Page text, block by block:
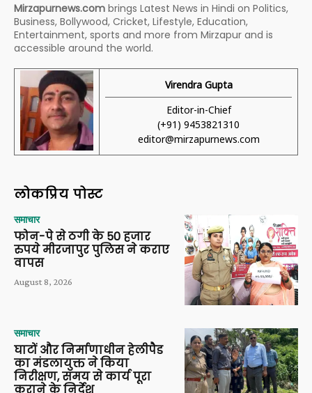
Mirzapurnews.com brings Latest News in Hindi on Politics,
Business, Bollywood, Cricket, Lifestyle, Education,
Entertainment, sports and more from Mirzapur and is
accessible around the world.
Virendra Gupta
Editor-in-Chief
(+91) 9453821310
editor@mirzapurnews.com
लोकप्रिय पोस्ट
समाचार
फोन-पे से ठगी के 50 हजार
रुपये मीरजापुर पुलिस ने कराए
वापस
August 8, 2026
समाचार
घाटों और निर्माणाधीन हेलीपैड
का मंडलायुक्त ने किया
निरीक्षण, समय से कार्य पूरा